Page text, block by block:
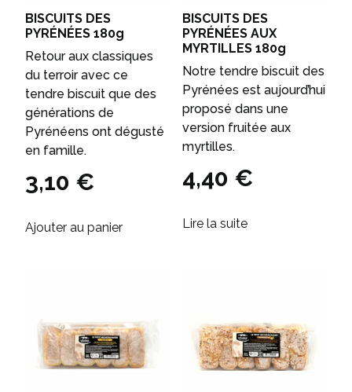
BISCUITS DES
PYRÉNÉES 180g
Retour aux classiques
du terroir avec ce
tendre biscuit que des
générations de
Pyrénéens ont dégusté
en famille.
3,10 €
Ajouter au panier
BISCUITS DES
PYRÉNÉES AUX
MYRTILLES 180g
Notre tendre biscuit des
Pyrénées est aujourd’hui
proposé dans une
version fruitée aux
myrtilles.
4,40 €
Lire la suite